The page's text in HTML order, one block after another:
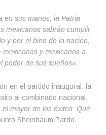
en sus manos, la Patria
mexicanos sabrán cumplir
y por el bien de la nación;
y mexicanos a
poder de sus sueños».
en el partido inaugural, la
al combinado nacional.
mayor de los éxitos: Que
Sheinbaum Pardo.